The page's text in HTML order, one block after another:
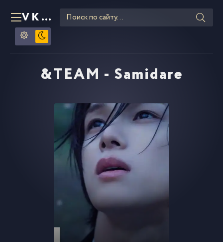
VKLIPE RU
&TEAM - Samidare